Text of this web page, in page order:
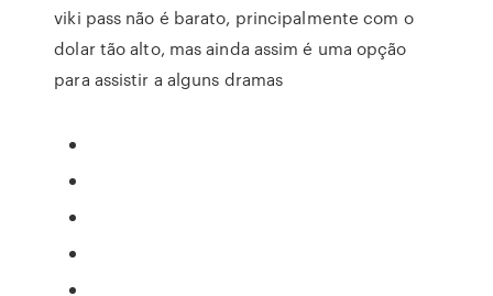
viki pass não é barato, principalmente com o
dolar tão alto, mas ainda assim é uma opção
para assistir a alguns dramas